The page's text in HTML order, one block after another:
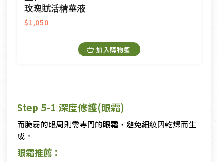
玫瑰賦活精華液
$1,050
加入購物籃
Step 5-1 深度修護(眼霜)
而脆弱的眼周則需專門的眼霜 ，避免細紋因乾燥而生
成。
眼霜推薦：